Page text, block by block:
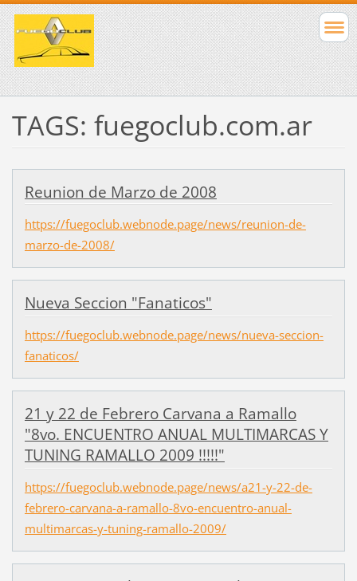
TAGS: fuegoclub.com.ar
Reunion de Marzo de 2008
https://fuegoclub.webnode.page/news/reunion-de-
marzo-de-2008/
Nueva Seccion "Fanaticos"
https://fuegoclub.webnode.page/news/nueva-seccion-
fanaticos/
21 y 22 de Febrero Carvana a Ramallo
"8vo. ENCUENTRO ANUAL MULTIMARCAS Y
TUNING RAMALLO 2009 !!!!!"
https://fuegoclub.webnode.page/news/a21-y-22-de-
febrero-carvana-a-ramallo-8vo-encuentro-anual-
multimarcas-y-tuning-ramallo-2009/